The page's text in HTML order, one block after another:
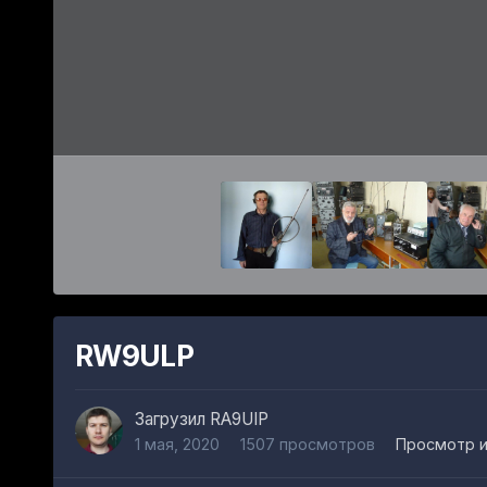
RW9ULP
Загрузил RA9UIP
1 мая, 2020 1507 просмотров Просмотр